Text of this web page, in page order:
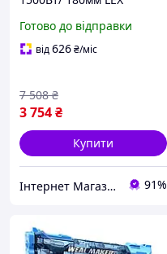
електричний з водяним
охолодженням для
Готово до відправки
від626₴/міс
3 754₴
7 508 ₴
Купити
Інтернет Магазин "StepShop" 91%